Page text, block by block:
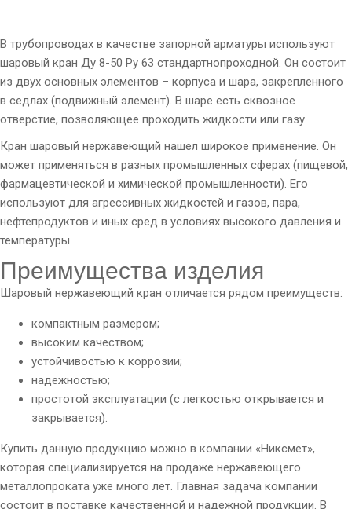
В трубопроводах в качестве запорной арматуры используют
шаровый кран Ду 8-50 Ру 63 стандартнопроходной. Он состоит
из двух основных элементов – корпуса и шара, закрепленного
в седлах (подвижный элемент). В шаре есть сквозное
отверстие, позволяющее проходить жидкости или газу.
Кран шаровый нержавеющий нашел широкое применение. Он
может применяться в разных промышленных сферах (пищевой,
фармацевтической и химической промышленности). Его
используют для агрессивных жидкостей и газов, пара,
нефтепродуктов и иных сред в условиях высокого давления и
температуры.
Преимущества изделия
Шаровый нержавеющий кран отличается рядом преимуществ:
компактным размером;
высоким качеством;
устойчивостью к коррозии;
надежностью;
простотой эксплуатации (с легкостью открывается и
закрывается).
Купить данную продукцию можно в компании «Никсмет»,
которая специализируется на продаже нержавеющего
металлопроката уже много лет. Главная задача компании
состоит в поставке качественной и надежной продукции. В